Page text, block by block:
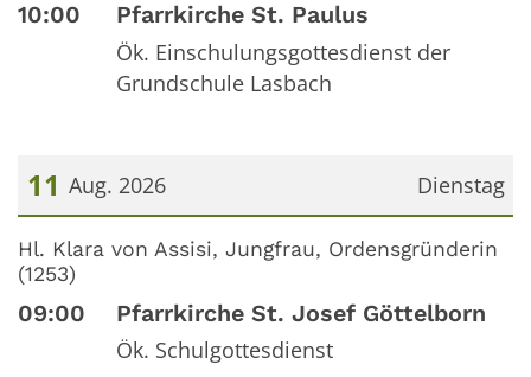
10:00 Pfarrkirche St. Paulus
Ök. Einschulungsgottesdienst der
Grundschule Lasbach
Dienstag
11 Aug. 2026
Datum: 11. August 2026
Hl. Klara von Assisi, Jungfrau, Ordensgründerin
(1253)
09:00 Pfarrkirche St. Josef Göttelborn
Ök. Schulgottesdienst